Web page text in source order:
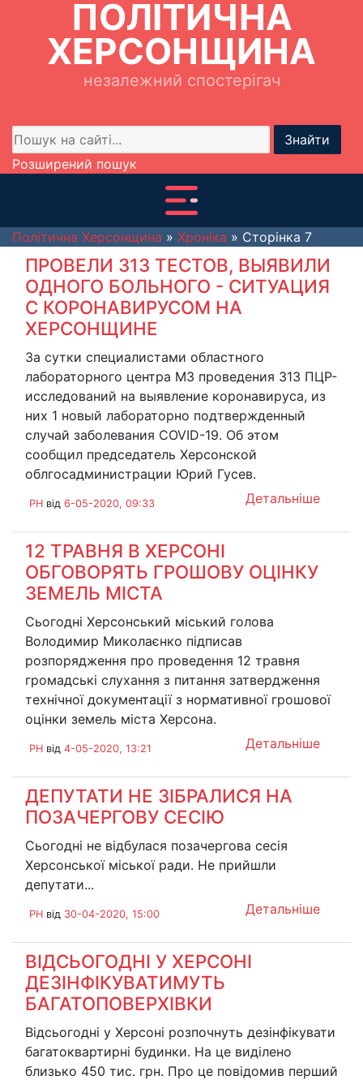
ПОЛІТИЧНА
ХЕРСОНЩИНА
незалежний спостерігач
Знайти
Розширений пошук
Політична Херсонщина » Хроніка » Сторінка 7
ПРОВЕЛИ 313 ТЕСТОВ, ВЫЯВИЛИ
ОДНОГО БОЛЬНОГО - СИТУАЦИЯ
С КОРОНАВИРУСОМ НА
ХЕРСОНЩИНЕ
За сутки специалистами областного
лабораторного центра МЗ проведения 313 ПЦР-
исследований на выявление коронавируса, из
них 1 новый лабораторно подтвержденный
случай заболевания COVID-19. Об этом
сообщил председатель Херсонской
облгосадминистрации Юрий Гусев.
Детальніше
PH від 6-05-2020, 09:33
12 ТРАВНЯ В ХЕРСОНІ
ОБГОВОРЯТЬ ГРОШОВУ ОЦІНКУ
ЗЕМЕЛЬ МІСТА
Сьогодні Херсонський міський голова
Володимир Миколаєнко підписав
розпорядження про проведення 12 травня
громадські слухання з питання затвердження
технічної документації з нормативної грошової
оцінки земель міста Херсона.
Детальніше
PH від 4-05-2020, 13:21
ДЕПУТАТИ НЕ ЗІБРАЛИСЯ НА
ПОЗАЧЕРГОВУ СЕСІЮ
Сьогодні не відбулася позачергова сесія
Херсонської міської ради. Не прийшли
депутати...
Детальніше
PH від 30-04-2020, 15:00
ВІДСЬОГОДНІ У ХЕРСОНІ
ДЕЗІНФІКУВАТИМУТЬ
БАГАТОПОВЕРХІВКИ
Відсьогодні у Херсоні розпочнуть дезінфікувати
багатоквартирні будинки. На це виділено
близько 450 тис. грн. Про це повідомив перший